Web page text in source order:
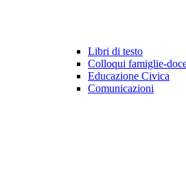
Libri di testo
Colloqui famiglie-
Educazione Civica
Comunicazioni